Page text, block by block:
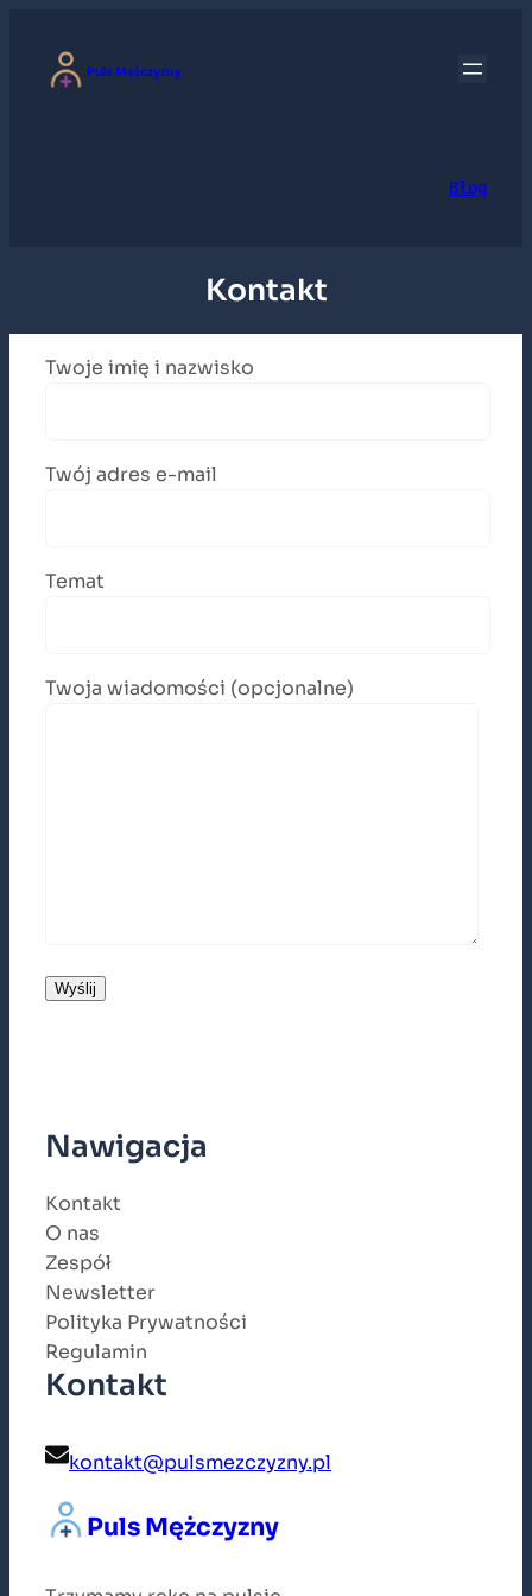
treści
Puls Mężczyzny
Blog
Kontakt
Twoje imię i nazwisko
Twój adres e-mail
Temat
Twoja wiadomości (opcjonalne)
Nawigacja
Kontakt
O nas
Zespół
Newsletter
Polityka Prywatności
Regulamin
Kontakt
kontakt@pulsmezczyzny.pl
Puls Mężczyzny